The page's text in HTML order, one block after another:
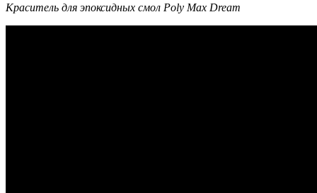
Краситель для эпоксидных смол Poly Max Dream